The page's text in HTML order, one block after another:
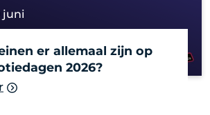
juni
er allemaal zijn op
2026?